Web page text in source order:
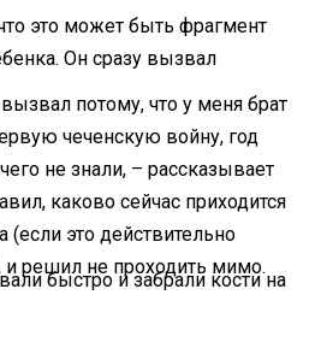
это может быть фрагмент
Он сразу вызвал
потому, что у меня брат
чеченскую войну, год
не знали, – рассказывает
каково сейчас приходится
(если это действительно
и решил не проходить мимо.
быстро и забрали кости на